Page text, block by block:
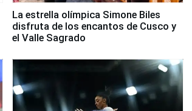
La estrella olímpica Simone Biles
disfruta de los encantos de Cusco y
el Valle Sagrado